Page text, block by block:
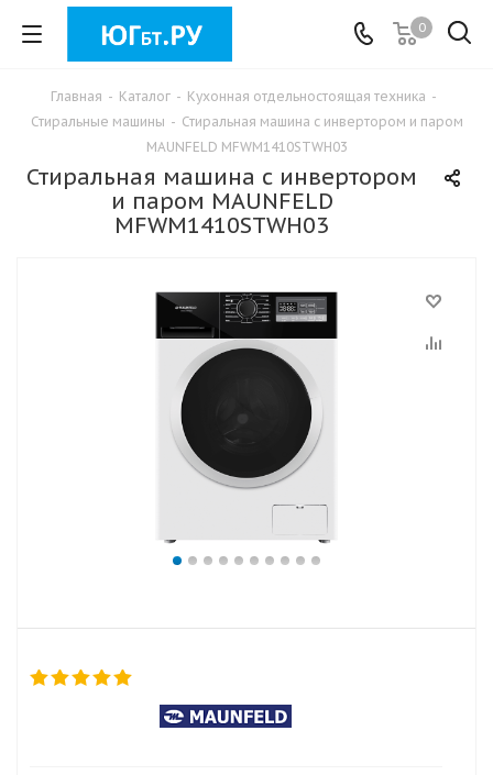
0
Главная - Каталог - Кухонная отдельностоящая техника -
Стиральные машины - Стиральная машина c инвертором и паром
MAUNFELD MFWM1410STWH03
Стиральная машина c инвертором
и паром MAUNFELD
MFWM1410STWH03